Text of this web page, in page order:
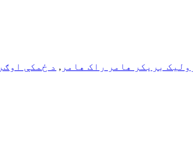
بریکر هامر راک هامر , د ځمکې اوګر